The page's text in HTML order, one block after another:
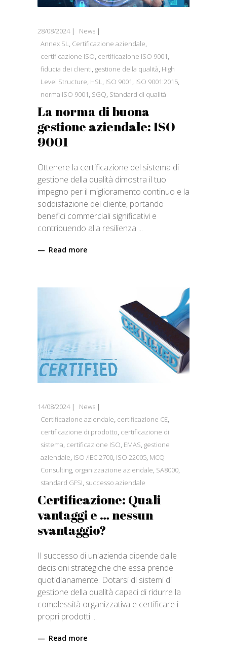
28/08/2024
News
Annex SL
Certificazione aziendale
certificazione ISO certificazione ISO 9001
fiducia dei clienti gestione della qualità High
Level Structure HSL ISO 9001 ISO 9001:2015
norma ISO 9001 SGQ Standard di qualità
La norma di buona
gestione aziendale: ISO
9001
Ottenere la certificazione del sistema di
gestione della qualità dimostra il tuo
impegno per il miglioramento continuo e la
soddisfazione del cliente, portando
benefici commerciali significativi e
contribuendo alla resilienza
Read more
14/08/2024
News
Certificazione aziendale, certificazione CE,
certificazione di prodotto, certificazione di
sistema, certificazione ISO, EMAS, gestione
aziendale, ISO /IEC 2700, ISO 22005, MCQ
Consulting, organizzazione aziendale, SA8000,
standard GFSI, successo aziendale
Certificazione: Quali
vantaggi e … nessun
svantaggio?
Il successo di un'azienda dipende dalle
decisioni strategiche che essa prende
quotidianamente. Dotarsi di sistemi di
gestione della qualità capaci di ridurre la
complessità organizzativa e certificare i
propri prodotti
Read more